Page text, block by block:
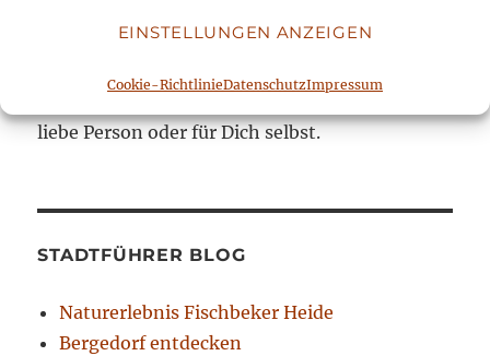
EINSTELLUNGEN ANZEIGEN
Cookie-RichtlinieDatenschutzImpressum
liebe Person oder für Dich selbst.
STADTFÜHRER BLOG
Naturerlebnis Fischbeker Heide
Bergedorf entdecken